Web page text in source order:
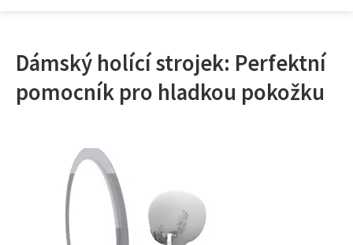
Dámský holící strojek: Perfektní
pomocník pro hladkou pokožku